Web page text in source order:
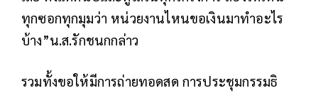
ทุกซอกทุกมุมว่า หน่วยงานไหนขอเงินมาทำอะไร
บ้าง”น.ส.รักชนกกล่าว
รวมทั้งขอให้มีการถ่ายทอดสด การประชุมกรรมธิ